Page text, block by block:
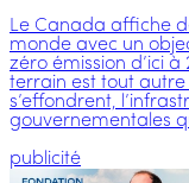
Le Canada affiche
monde avec un
zéro émission d’ici
terrain est tout autre
s’effondrent,
gouvernementales
publicité